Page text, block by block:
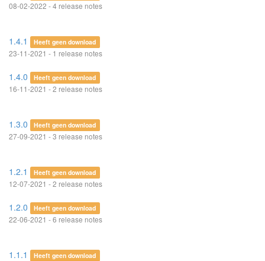
08-02-2022 - 4 release notes
1.4.1 Heeft geen download
23-11-2021 - 1 release notes
1.4.0 Heeft geen download
16-11-2021 - 2 release notes
1.3.0 Heeft geen download
27-09-2021 - 3 release notes
1.2.1 Heeft geen download
12-07-2021 - 2 release notes
1.2.0 Heeft geen download
22-06-2021 - 6 release notes
1.1.1 Heeft geen download